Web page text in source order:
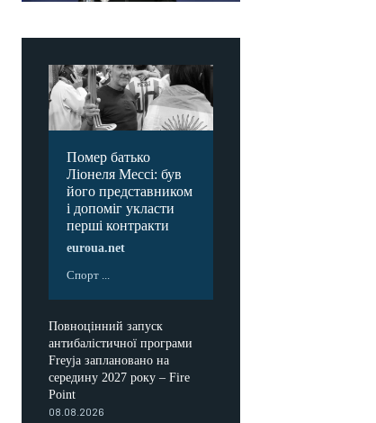
Помер батько
Ліонеля Мессі: був
його представником
і допоміг укласти
перші контракти
euroua.net
Спорт ...
Повноцінний запуск
антибалістичної програми
Freyja заплановано на
середину 2027 року – Fire
Point
08.08.2026